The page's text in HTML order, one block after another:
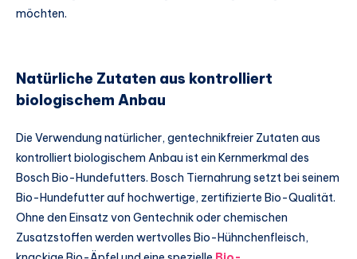
möchten.
Natürliche Zutaten aus kontrolliert
biologischem Anbau
Die Verwendung natürlicher, gentechnikfreier Zutaten aus
kontrolliert biologischem Anbau ist ein Kernmerkmal des
Bosch Bio-Hundefutters. Bosch Tiernahrung setzt bei seinem
Bio-Hundefutter auf hochwertige, zertifizierte Bio-Qualität.
Ohne den Einsatz von Gentechnik oder chemischen
Zusatzstoffen werden wertvolles Bio-Hühnchenfleisch,